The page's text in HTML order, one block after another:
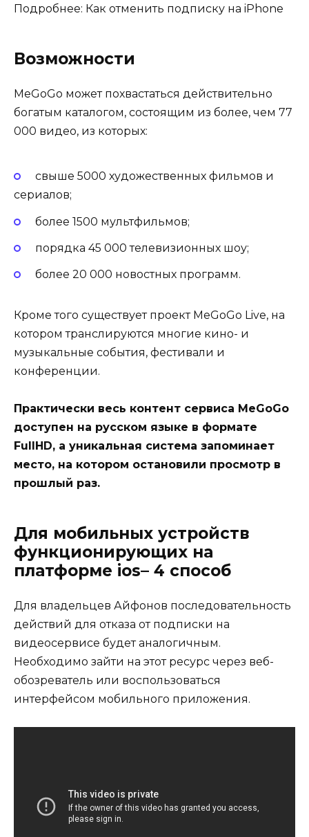
Подробнее: Как отменить подписку на iPhone
Возможности
MeGoGo может похвастаться действительно
богатым каталогом, состоящим из более, чем 77
000 видео, из которых:
свыше 5000 художественных фильмов и
сериалов;
более 1500 мультфильмов;
порядка 45 000 телевизионных шоу;
более 20 000 новостных программ.
Кроме того существует проект MeGoGo Live, на
котором транслируются многие кино- и
музыкальные события, фестивали и
конференции.
Практически весь контент сервиса MeGoGo
доступен на русском языке в формате
FullHD, а уникальная система запоминает
место, на котором остановили просмотр в
прошлый раз.
Для мобильных устройств
функционирующих на
платформе ios– 4 способ
Для владельцев Айфонов последовательность
действий для отказа от подписки на
видеосервисе будет аналогичным.
Необходимо зайти на этот ресурс через веб-
обозреватель или воспользоваться
интерфейсом мобильного приложения.